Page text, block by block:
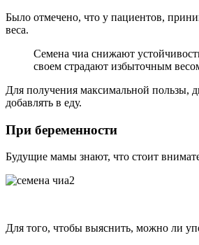
Было отмечено, что у пациентов,
веса.
Семена чиа снижают
своем страдают избыточным
Для получения максимальной пользы,
добавлять в еду.
При беременности
Будущие мамы знают, что стоит
Для того, чтобы выяснить, можно ли